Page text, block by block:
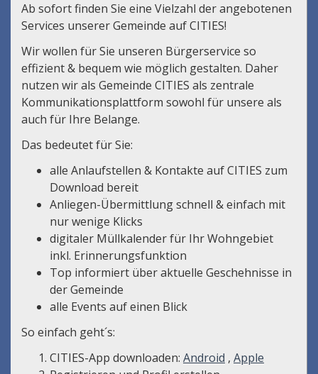
Ab sofort finden Sie eine Vielzahl der angebotenen
Services unserer Gemeinde auf CITIES!
Wir wollen für Sie unseren Bürgerservice so
effizient & bequem wie möglich gestalten. Daher
nutzen wir als Gemeinde CITIES als zentrale
Kommunikationsplattform sowohl für unsere als
auch für Ihre Belange.
Das bedeutet für Sie:
alle Anlaufstellen & Kontakte auf CITIES zum
Download bereit
Anliegen-Übermittlung schnell & einfach mit
nur wenige Klicks
digitaler Müllkalender für Ihr Wohngebiet
inkl. Erinnerungsfunktion
Top informiert über aktuelle Geschehnisse in
der Gemeinde
alle Events auf einen Blick
So einfach geht´s:
CITIES-App downloaden: Android , Apple